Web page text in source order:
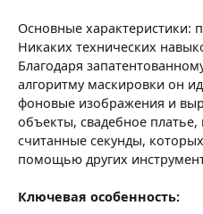
Основные характеристики:
Никаких технических
Благодаря
алгоритму маскировки он
фоновые изображения и
объекты, свадебное
считанные секунды,
помощью других
Ключевая особенность: